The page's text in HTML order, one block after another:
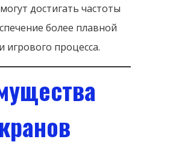
достигать частоты
более плавной
игрового процесса.